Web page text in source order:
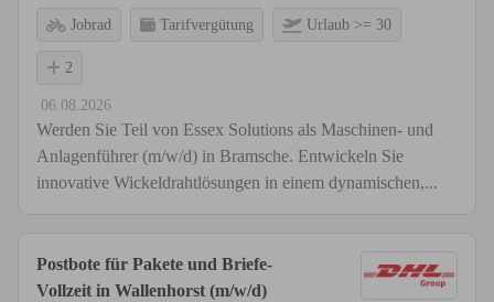
Jobrad Tarifvergütung Urlaub >= 30
2
06.08.2026
Werden Sie Teil von Essex Solutions als Maschinen- und
Anlagenführer (m/w/d) in Bramsche. Entwickeln Sie
innovative Wickeldrahtlösungen in einem dynamischen,...
Postbote für Pakete und Briefe-
Vollzeit in Wallenhorst (m/w/d)